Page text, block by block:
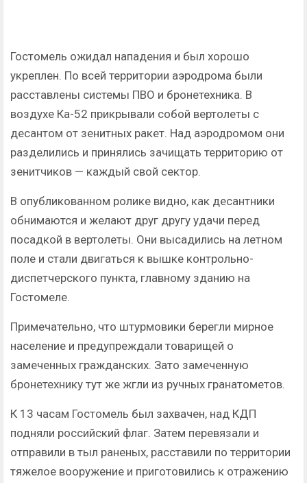
Гостомель ожидал нападения и был хорошо
укреплен. По всей территории аэродрома были
расставлены системы ПВО и бронетехника. В
воздухе Ка-52 прикрывали собой вертолеты с
десантом от зенитных ракет. Над аэродромом они
разделились и принялись зачищать территорию от
зенитчиков — каждый свой сектор.
В опубликованном ролике видно, как десантники
обнимаются и желают друг другу удачи перед
посадкой в вертолеты. Они высадились на летном
поле и стали двигаться к вышке контрольно-
диспетчерского пункта, главному зданию на
Гостомеле.
Примечательно, что штурмовики берегли мирное
население и предупреждали товарищей о
замеченных гражданских. Зато замеченную
бронетехнику тут же жгли из ручных гранатометов.
К 13 часам Гостомель был захвачен, над КДП
подняли российский флаг. Затем перевязали и
отправили в тыл раненых, расставили по территории
тяжелое вооружение и приготовились к отражению